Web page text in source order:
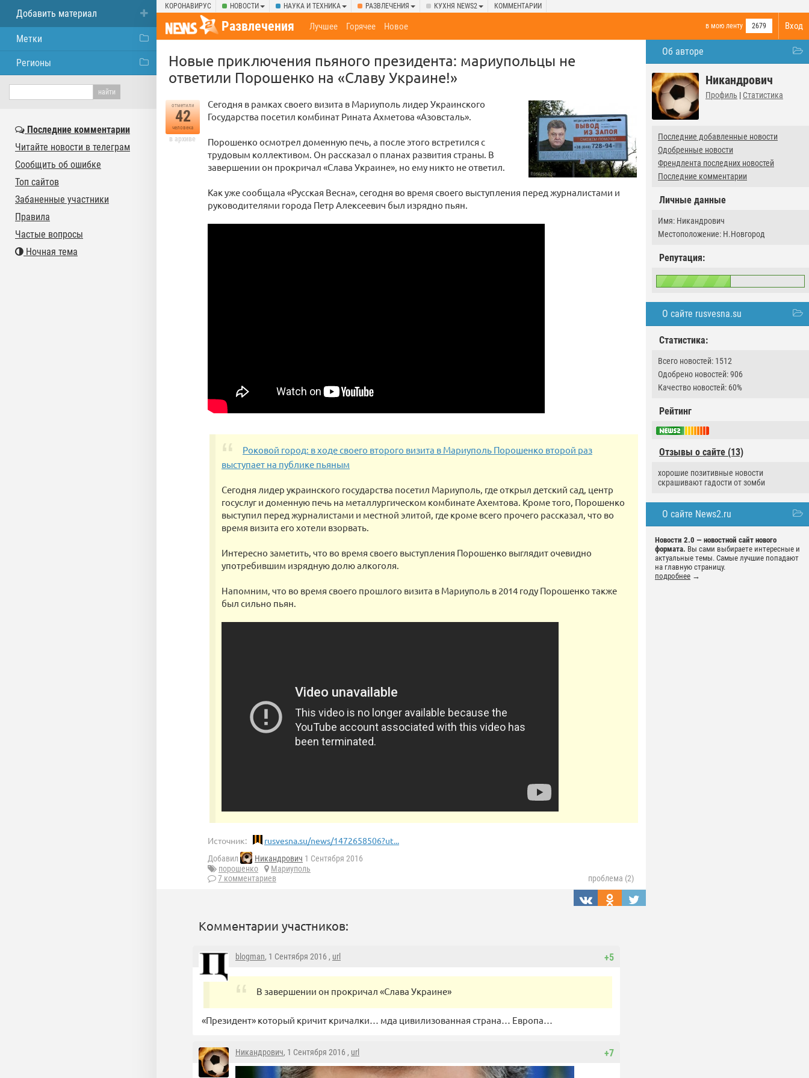
КОРОНАВИРУС НОВОСТИ НАУКА И ТЕХНИКА РАЗВЛЕЧЕНИЯ КУХНЯ NEWS2 КОММЕНТАРИИ
Вход
Развлечения в мою ленту 2679
Лучшее Горячее Новое
Об авторе
Никандрович
Профиль | Статистика
Последние добавленные новости
Одобренные новости
Френдлента последних новостей
Последние комментарии
Личные данные
Имя: Никандрович
Местоположение: Н.Новгород
Репутация:
О сайте rusvesna.su
Статистика:
Всего новостей: 1512
Одобрено новостей: 906
Качество новостей: 60%
Рейтинг
Отзывы о сайте (13)
хорошие позитивные новости
скрашивают гадости от зомби
О сайте News2.ru
Новости 2.0 — новостной сайт нового
формата. Вы сами выбираете интересные и
актуальные темы. Самые лучшие попадают
на главную страницу.
подробнее →
Новые приключения пьяного президента: мариупольцы не
ответили Порошенко на «Славу Украине!»
отметили
42
человека
в архиве
Сегодня в рамках своего визита в Мариуполь лидер Украинского
Государства посетил комбинат Рината Ахметова «Азовсталь».
Порошенко осмотрел доменную печь, а после этого встретился с
трудовым коллективом. Он рассказал о планах развития страны. В
завершении он прокричал «Слава Украине», но ему никто не ответил.
Как уже сообщала «Русская Весна», сегодня во время своего выступления перед журналистами и
руководителями города Петр Алексеевич был изрядно пьян.
Роковой город: в ходе своего второго визита в Мариуполь Порошенко второй раз
выступает на публике пьяным
Сегодня лидер украинского государства посетил Мариуполь, где открыл детский сад, центр
госуслуг и доменную печь на металлургическом комбинате Ахемтова. Кроме того, Порошенко
выступил перед журналистами и местной элитой, где кроме всего прочего рассказал, что во
время визита его хотели взорвать.
Интересно заметить, что во время своего выступления Порошенко выглядит очевидно
употребившим изрядную долю алкоголя.
Напомним, что во время своего прошлого визита в Мариуполь в 2014 году Порошенко также
был сильно пьян.
Источник: rusvesna.su/news/1472658506?ut...
Добавил Никандрович 1 Сентября 2016
порошенко
Мариуполь
7 комментариев
проблема (2)
Комментарии участников:
+5
blogman, 1 Сентября 2016 , url
В завершении он прокричал «Слава Украине»
«Президент» который кричит кричалки… мда цивилизованная страна… Европа…
+7
Никандрович, 1 Сентября 2016 , url
Добавить материал
Метки
Регионы
Последние комментарии
Читайте новости в телеграм
Сообщить об ошибке
Топ сайтов
Забаненные участники
Правила
Частые вопросы
Ночная тема